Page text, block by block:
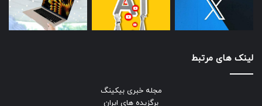
لینک های مرتبط
مجله خبری بیکینگ
برگزیده های ایران